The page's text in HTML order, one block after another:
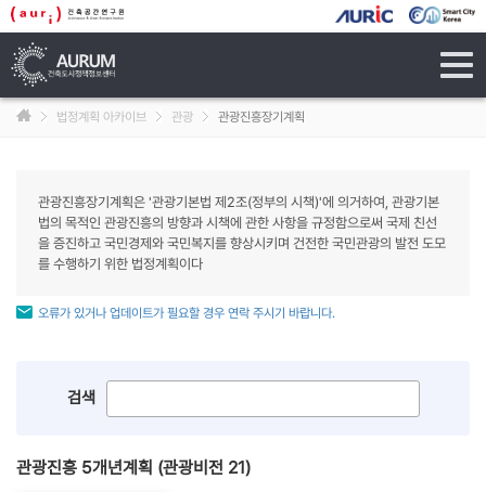
법정계획 아카이브 관광 관광진흥장기계획
관광진흥장기계획은 '관광기본법 제2조(정부의 시책)'에 의거하여, 관광기본
법의 목적인 관광진흥의 방향과 시책에 관한 사항을 규정함으로써 국제 친선
을 증진하고 국민경제와 국민복지를 향상시키며 건전한 국민관광의 발전 도모
를 수행하기 위한 법정계획이다
오류가 있거나 업데이트가 필요할 경우 연락 주시기 바랍니다.
검색
관광진흥 5개년계획 (관광비전 21)